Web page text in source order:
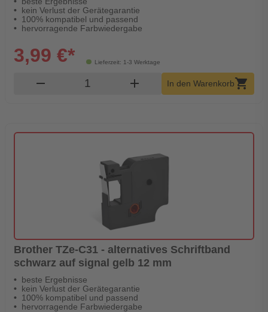
kein Verlust der Gerätegarantie
100% kompatibel und passend
hervorragende Farbwiedergabe
Lieferzeit: 1-3 Werktage
3,99 €*
remove Produkt Warenkorb Menge
add In den Warenkorb shopping_cart
Brother TZe-C31 - alternatives Schriftband
schwarz auf signal gelb 12 mm
beste Ergebnisse
kein Verlust der Gerätegarantie
100% kompatibel und passend
hervorragende Farbwiedergabe